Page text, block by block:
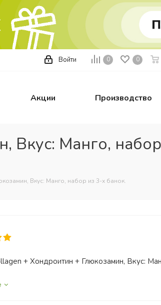
0 0
Войти
Акции Производство
Вкус: Манго,
Вкус: Манго, набор из 3-х банок.
+ Хондроитин + Глюкозамин, Вкус: